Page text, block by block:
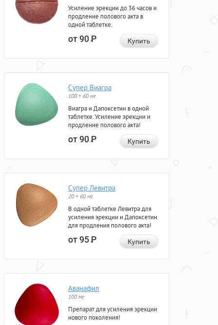
Усиление эрекции до 36 часов и
продление полового акта в
одной таблетке.
от 90Р Купить
Супер Виагра
100 + 60 мг
Виагра и Дапоксетин в одной
таблетке. Усиление эрекции и
продление полового акта!
от 90Р Купить
Супер Левитра
20 + 60 мг
В одной таблетке Левитра для
усиления эрекции и Дапоксетин
для продления полового акта!
от 95Р Купить
Аванафил
100 мг
Препарат для усиления эрекции
нового поколения!